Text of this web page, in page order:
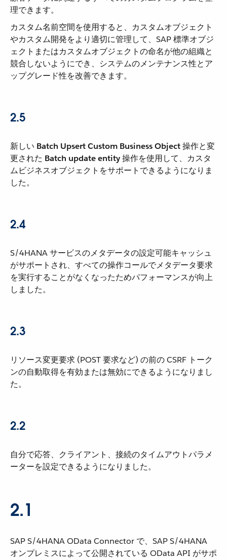
理できます。
カスタム名前空間を使用すると、カスタムオブジェクト
やカスタム開発をより適切に管理して、SAP 標準オブジ
ェクトまたはカスタムオブジェクトの命名が他の組織と
競合しないようにでき、システムのメンテナンス性とア
ップグレード性を改善できます。
2.5
新しい ​ Batch Upsert Custom Business Object​ 操作と変
更された ​ Batch update entity​ 操作を使用して、カスタ
ムビジネスオブジェクトをサポートできるようになりま
した。
2.4
S/4HANA サービスのメタデータの設定可能キャッシュ
がサポートされ、すべての操作コールでメタデータ要求
を実行することがなくなったためパフォーマンスが向上
しました。
2.3
リソース変更要求 (POST 要求など) の前の CSRF トーク
ンの自動取得を有効または無効にできるようになりまし
た。
2.2
自分で応答、クライアント、接続のタイムアウトパラメ
ーターを設定できるようになりました。
2.1
SAP S/4HANA OData Connector で、SAP S/4HANA
オンプレミスによって公開されている OData API がサポ